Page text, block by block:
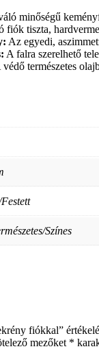
minőségű
fiók tiszta,
Az egyedi,
A falra szerelhető
védő természetes
Színes
fiókkal”
mezőket *